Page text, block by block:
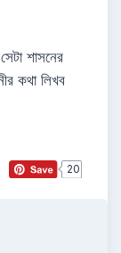
শাসনের
কথা লিখব
20